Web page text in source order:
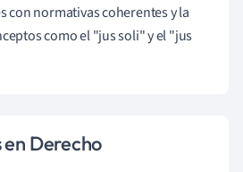
con normativas coherentes y la
como el "jus soli" y el "jus
en Derecho